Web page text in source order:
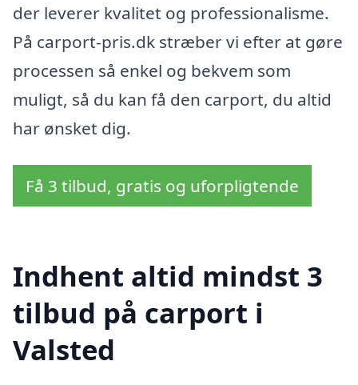
der leverer kvalitet og professionalisme.
På carport-pris.dk stræber vi efter at gøre
processen så enkel og bekvem som
muligt, så du kan få den carport, du altid
har ønsket dig.
Få 3 tilbud, gratis og uforpligtende
Indhent altid mindst 3
tilbud på carport i
Valsted